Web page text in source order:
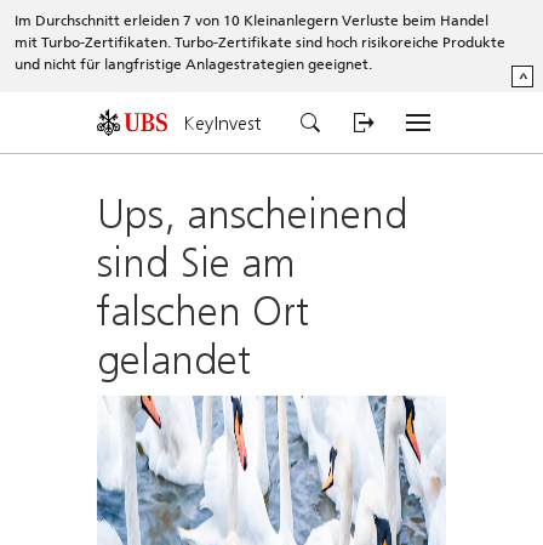
Im Durchschnitt erleiden 7 von 10 Kleinanlegern Verluste beim Handel
mit Turbo-Zertifikaten. Turbo-Zertifikate sind hoch risikoreiche Produkte
und nicht für langfristige Anlagestrategien geeignet.
^
KeyInvest
Ups, anscheinend
sind Sie am
falschen Ort
gelandet